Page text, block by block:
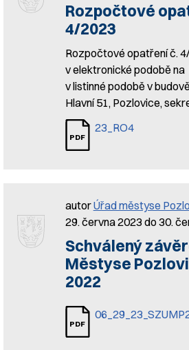
Rozpočtové
4/2023
Rozpočtové opatření č.
v elektronické podobě
v listinné podobě v
Hlavní 51, Pozlovice,
23_RO4
autorÚřad městyse
29. června 2023 do 30.
Schválený
Městyse
2022